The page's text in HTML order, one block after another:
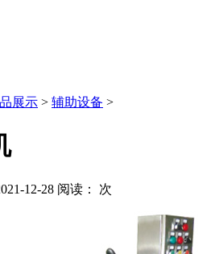
展示 > 辅助设备 >
12-28 阅读： 次